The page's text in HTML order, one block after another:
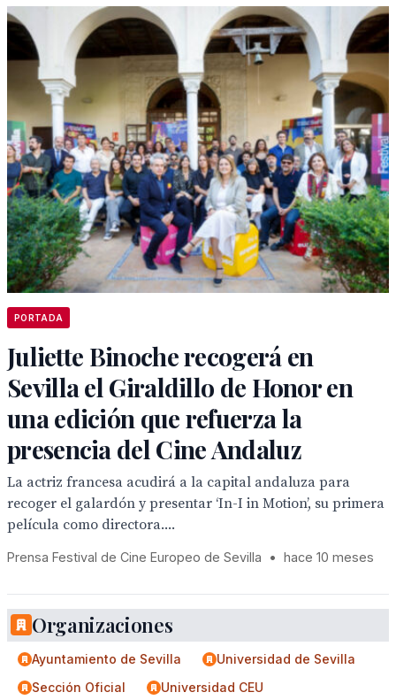
PORTADA
Juliette Binoche recogerá en
Sevilla el Giraldillo de Honor en
una edición que refuerza la
presencia del Cine Andaluz
La actriz francesa acudirá a la capital andaluza para
recoger el galardón y presentar ‘In-I in Motion’, su primera
película como directora....
Prensa Festival de Cine Europeo de Sevilla • hace 10 meses
Organizaciones
Ayuntamiento de Sevilla
Universidad de Sevilla
Sección Oficial
Universidad CEU